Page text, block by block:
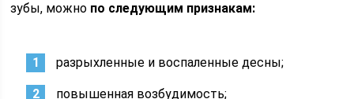
зубы, можно по следующим признакам:
разрыхленные и воспаленные десны;
повышенная возбудимость;